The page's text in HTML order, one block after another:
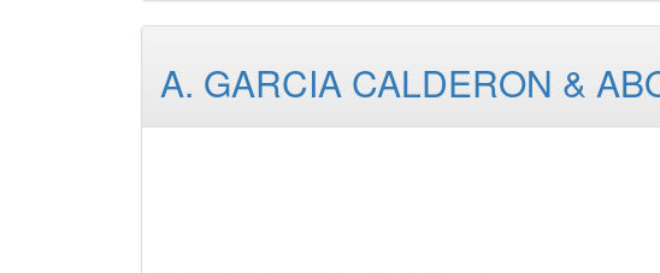
A. GARCIA CALDERON &